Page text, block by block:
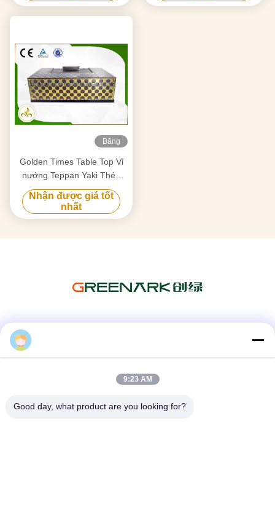
Băng
Golden Times Table Top Vỉ
nướng Teppan Yaki Thép
không gỉ 304 / Vật liệu thép
hợp kim
Nhận được giá tốt
nhất
9:23 AM
Good day, what product are you looking for?